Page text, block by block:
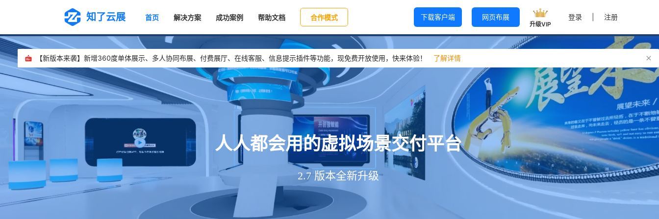
知了云展 首页 解决方案 成功案例 帮助文档 合作模式 下载客户端 网页布展
升级VIP
登录 注册
【新版本来袭】新增360度单体展示、多人协同布展、付费展厅、在线客服、信息提示插件等功能，现免费开放使用，快来体验！ 了解详情
人人都会用的虚拟场景交付平台
2.7 版本全新升级